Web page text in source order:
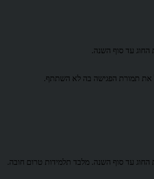
את תמורת הפגישה בה לא השתתף.